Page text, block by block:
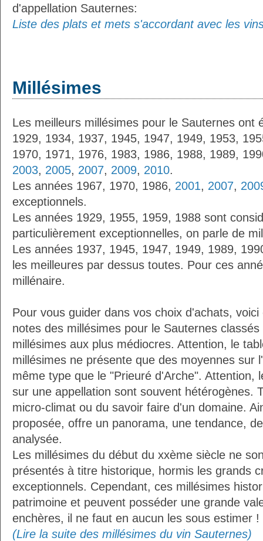
d'appellation Sauternes:
Liste des plats et mets s'accordant avec les
Millésimes
Les meilleurs millésimes pour le Sauternes ont
1929, 1934, 1937, 1945, 1947, 1949, 1953,
1970, 1971, 1976, 1983, 1986, 1988, 1989,
2003, 2005, 2007, 2009, 2010.
Les années 1967, 1970, 1986, 2001, 2007,
exceptionnels.
Les années 1929, 1955, 1959, 1988 sont
particulièrement exceptionnelles, on parle de
Les années 1937, 1945, 1947, 1949, 1989,
les meilleures par dessus toutes. Pour ces
millénaire.
Pour vous guider dans vos choix d'achats,
notes des millésimes pour le Sauternes
millésimes aux plus médiocres. Attention, le
millésimes ne présente que des moyennes sur
même type que le "Prieuré d'Arche". Attention,
sur une appellation sont souvent hétérogènes.
micro-climat ou du savoir faire d'un domaine.
proposée, offre un panorama, une tendance,
analysée.
Les millésimes du début du xxème siècle ne
présentés à titre historique, hormis les grands
exceptionnels. Cependant, ces millésimes
patrimoine et peuvent posséder une grande
enchères, il ne faut en aucun les sous estimer !
(Lire la suite des millésimes du vin Sauternes)